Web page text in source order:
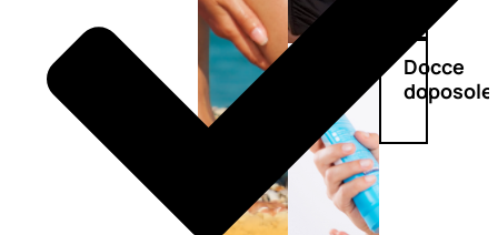
Doposole
Docce
doposole